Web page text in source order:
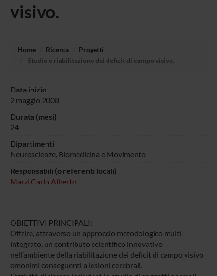
visivo.
Home Ricerca
Progetti
Studio e riabilitazione dei deficit di campo visivo.
Data inizio
2 maggio 2008
Durata (mesi)
24
Dipartimenti
Neuroscienze, Biomedicina e Movimento
Responsabili (o referenti locali)
Marzi Carlo Alberto
OBIETTIVI PRINCIPALI:
Offrire, attraverso un approccio metodologico multi-
integrato, un contributo scientifico innovativo
nell’ambiente della riabilitazione dei deficit di campo visivo
omonimi conseguenti a lesioni cerebrali.